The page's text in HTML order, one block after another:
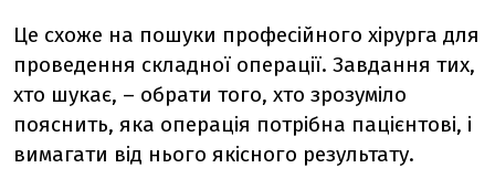
Це схоже на пошуки професійного хірурга для
проведення складної операції. Завдання тих,
хто шукає, – обрати того, хто зрозуміло
пояснить, яка операція потрібна пацієнтові, і
вимагати від нього якісного результату.